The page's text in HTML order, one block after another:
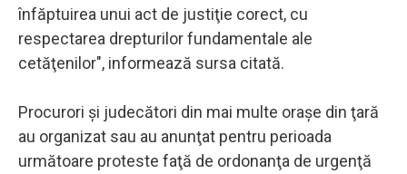
înfăptuirea unui act de justiţie corect, cu
respectarea drepturilor fundamentale ale
cetăţenilor", informează sursa citată.
Procurori şi judecători din mai multe oraşe din ţară
au organizat sau au anunţat pentru perioada
următoare proteste faţă de ordonanţa de urgenţă